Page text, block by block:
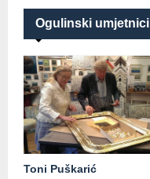
Ogulinski umjetnici
Toni Puškarić